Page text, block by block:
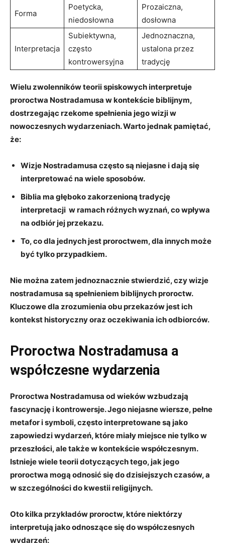
Forma
Poetycka,
niedosłowna
Prozaiczna,‌
dosłowna
Interpretacja
Subiektywna,
często⁢
kontrowersyjna
Jednoznaczna,
ustalona przez
tradycję
Wielu zwolenników teorii spiskowych‍ interpretuje
proroctwa Nostradamusa⁣ w ⁤kontekście biblijnym,
dostrzegając rzekome ‌spełnienia jego ⁢wizji w
nowoczesnych ⁢wydarzeniach.⁣ Warto jednak pamiętać,
że:
Wizje Nostradamusa często są niejasnei dają się
interpretować ⁢na wiele sposobów.
Biblia ⁤ma głęboko zakorzenioną tradycję
interpretacji ⁣ w ramach ⁤różnych wyznań,⁤ co wpływa
na odbiór jej przekazu.
To, co​ dla jednych jest ​proroctwem, dla innych może
być tylko⁢ przypadkiem.
Nie można zatem‍ jednoznacznie ​stwierdzić, czy⁣ wizje
nostradamusa są⁤ spełnieniem biblijnych proroctw.
Kluczowe⁣ dla zrozumienia obu przekazów ⁣jest ich
kontekst ​historyczny⁤ oraz ⁢oczekiwania ⁢ich‍ odbiorców.
Proroctwa Nostradamusa ‍a
współczesne wydarzenia
Proroctwa Nostradamusa od wieków wzbudzają
⁤fascynację i kontrowersje.​ Jego niejasne ‌wiersze, pełne​
metafor i symboli, często interpretowane są jako
⁣zapowiedzi wydarzeń,⁣ które miały miejsce nie tylko w
przeszłości, ale⁢ także w kontekście współczesnym.
Istnieje wiele teorii ‌dotyczących tego, jak jego
proroctwa ‌mogą odnosić się do ⁢dzisiejszych czasów, a
⁤w szczególności do ⁣kwestii⁤ religijnych.
Oto kilka przykładów ‌proroctw, które niektórzy
interpretują jako odnoszące się‍ do współczesnych
wydarzeń: